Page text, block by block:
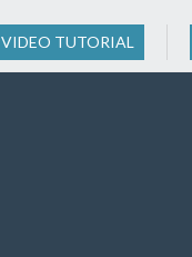
VIDEO TUTORIAL